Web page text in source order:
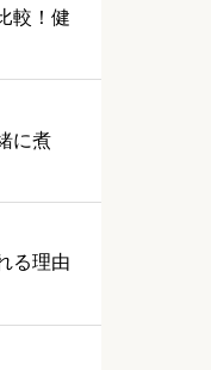
較！健
に煮
る理由